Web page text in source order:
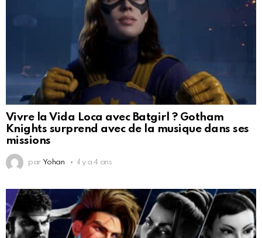
Vivre la Vida Loca avec Batgirl ? Gotham
Knights surprend avec de la musique dans ses
missions
par Yohan il y a 4 ans